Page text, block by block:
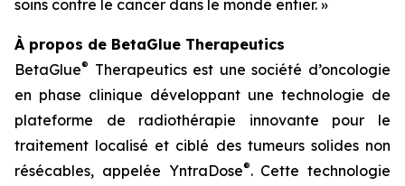
soins contre le cancer dans le monde entier. »
À propos de BetaGlue Therapeutics
BetaGlue® Therapeutics est une société d’oncologie
en phase clinique développant une technologie de
plateforme de radiothérapie innovante pour le
traitement localisé et ciblé des tumeurs solides non
résécables, appelée YntraDose®. Cette technologie